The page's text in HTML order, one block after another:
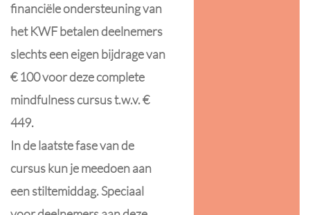
financiële ondersteuning van
het KWF betalen deelnemers
slechts een eigen bijdrage van
€ 100 voor deze complete
mindfulness cursus t.w.v. €
449.
In de laatste fase van de
cursus kun je meedoen aan
een stiltemiddag. Speciaal